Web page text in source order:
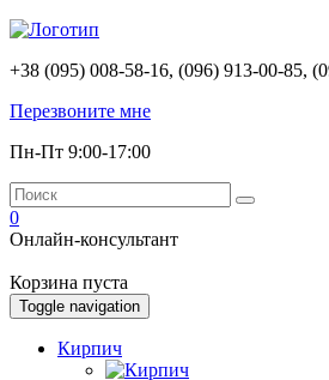
+38 (095) 008-58-16, (096) 913-00-85,
Перезвоните мне
Пн-Пт 9:00-17:00
0
Онлайн-консультант
Корзина пуста
Toggle navigation
Кирпич